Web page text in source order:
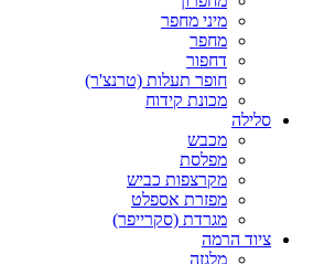
מיני מחפר
מחפר
דחפור
חופר תעלות (טרנצ'ר)
מכונת קידוח
סלילה
מכבש
מפלסת
מקרצפות כביש
מפזרת אספלט
מגרדת (סקרייפר)
ציוד הרמה
מלגזה